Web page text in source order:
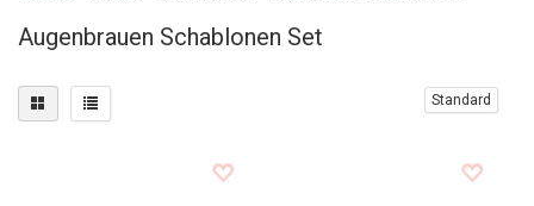
Augenbrauen Schablonen Set
Standard